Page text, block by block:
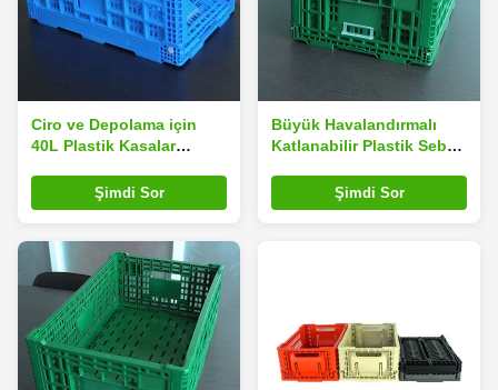
Ciro ve Depolama için
40L Plastik Kasalar
Şimdi Sor
Büyük Havalandırmalı
Katlanabilir Plastik Sebze
Şimdi Sor